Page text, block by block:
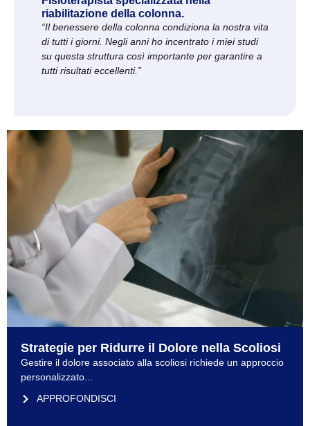
riabilitazione della colonna.
“Il benessere della colonna condiziona la nostra vita
di tutti i giorni. Negli anni ho incentrato i miei studi
su questa struttura così importante per garantire a
tutti risultati eccellenti.”
Strategie per Ridurre il Dolore nella Scoliosi
Gestire il dolore associato alla scoliosi richiede un approccio
personalizzato...
APPROFONDISCI